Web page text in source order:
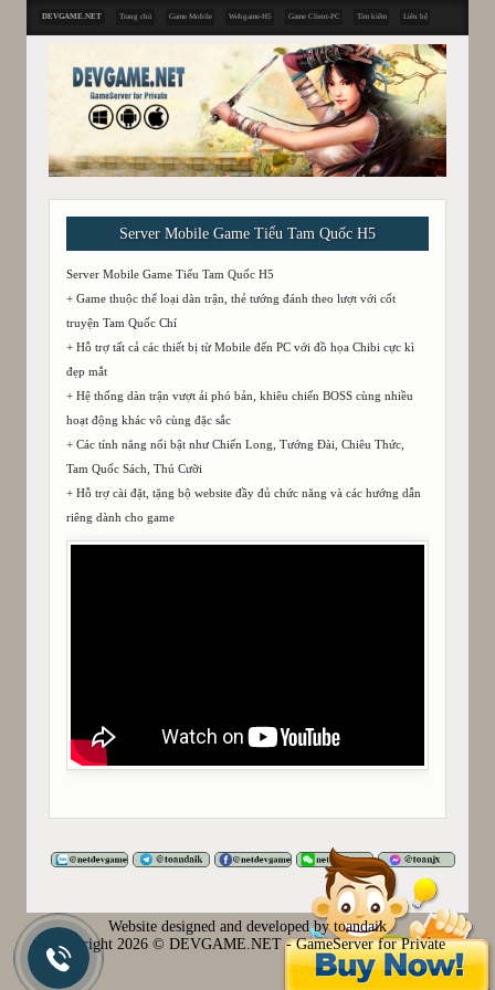
DEVGAME.NET Trang chủ Game Mobile Webgame-H5 Game Client-PC Tìm kiếm Liên hệ
Server Mobile Game Tiểu Tam Quốc H5
Server Mobile Game Tiểu Tam Quốc H5
+ Game thuộc thể loại dàn trận, thẻ tướng đánh theo lượt với cốt
truyện Tam Quốc Chí
+ Hỗ trợ tất cả các thiết bị từ Mobile đến PC với đồ họa Chibi cực kì
đẹp mắt
+ Hệ thống dàn trận vượt ải phó bản, khiêu chiến BOSS cùng nhiều
hoạt động khác vô cùng đặc sắc
+ Các tính năng nổi bật như Chiến Long, Tướng Đài, Chiêu Thức,
Tam Quốc Sách, Thú Cưỡi
+ Hỗ trợ cài đặt, tặng bộ website đầy đủ chức năng và các hướng dẫn
riêng dành cho game
Website designed and developed by toandaik
Copyright 2026 © DEVGAME.NET - GameServer for Private